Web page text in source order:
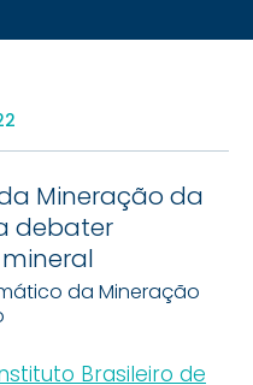
da Mineração
Brasileiro de